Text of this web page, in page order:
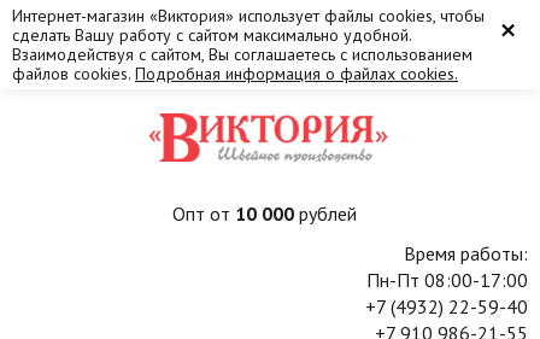
×
Интернет-магазин «Виктория» использует файлы cookies, чтобы
сделать Вашу работу с сайтом максимально удобной.
Взаимодействуя с сайтом, Вы соглашаетесь с использованием
файлов cookies. Подробная информация о файлах cookies.
Опт от 10 000рублей
Время работы:
Пн-Пт 08:00-17:00
+7 (4932) 22-59-40
+7 910 986-21-55